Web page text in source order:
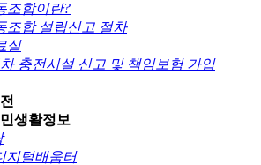
조합이란?
조합 설립신고 절차
실
충전시설 신고 및 책임보험 가입
생활정보
지털배움터